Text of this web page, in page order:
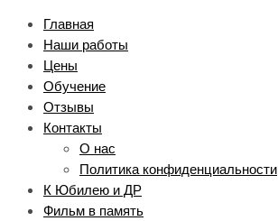
содержимому
Главная
Наши работы
Цены
Обучение
Отзывы
Контакты
О нас
Политика конфиденциальности
К Юбилею и ДР
Фильм в память